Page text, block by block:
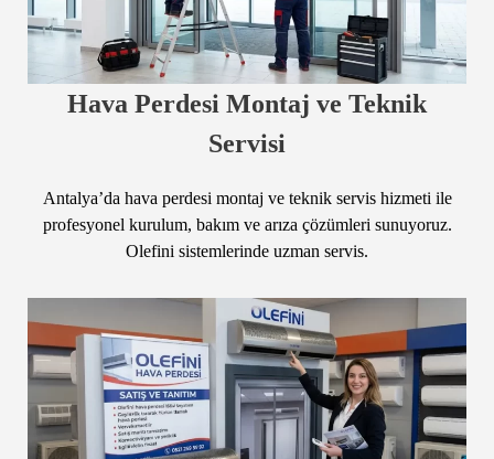
Hava Perdesi Montaj ve Teknik
Servisi
Antalya’da hava perdesi montaj ve teknik servis hizmeti ile
profesyonel kurulum, bakım ve arıza çözümleri sunuyoruz.
Olefini sistemlerinde uzman servis.